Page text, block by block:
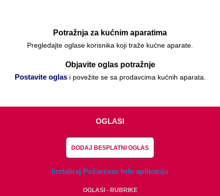
Potražnja za kućnim aparatima
Pregledajte oglase korisnika koji traže kućne aparate.
Objavite oglas potražnje
Postavite oglasi povežite se sa prodavcima kućnih aparata.
OGLASI
DODAJ BESPLATNI OGLAS
Instaliraj Požarevac Info aplikaciju
OGLASI - RUBRIKE